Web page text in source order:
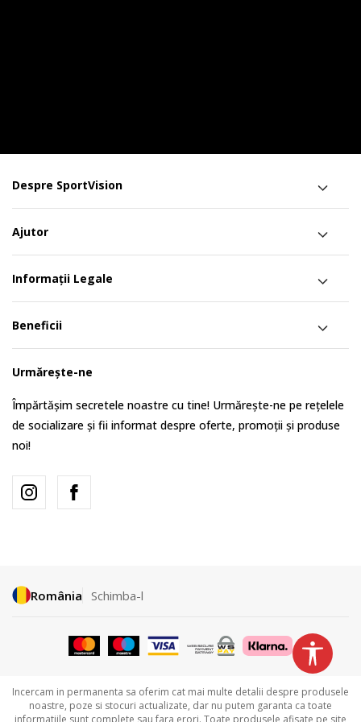
Despre SportVision
Ajutor
Informații Legale
Beneficii
Urmărește-ne
Împărtășim secretele noastre cu tine! Urmărește-ne pe rețelele
de socializare și fii informat despre oferte, promoții și produse
noi!
România Schimba-l
Incercam in permanenta sa oferim cat mai multe detalii despre produsele
noastre, poze si stocuri actualizate, dar nu putem garanta ca toate
informatiile sunt complete sau fara erori. Toate produsele afisate pe site